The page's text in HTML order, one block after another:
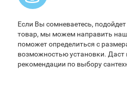
Если Вы сомневаетесь,
товар, мы можем направить
поможет определиться с
возможностью установки.
рекомендации по выбору